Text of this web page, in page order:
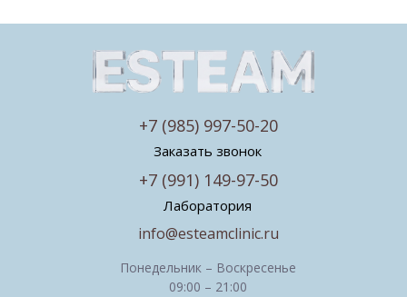
Понедельник – Воскресенье
09:00 – 21:00
Заказать звонок
Лаборатория
info@esteamclinic.ru
+7 (991) 149-97-50
+7 (985) 997-50-20